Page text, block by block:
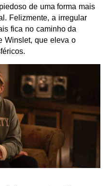
de uma forma mais
Felizmente, a irregular
fica no caminho da
Winslet, que eleva o